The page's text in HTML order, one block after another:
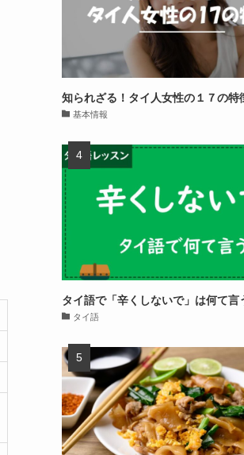
知られざる！タイ人女性の１７の特
基本情報
タイ語で「辛くしないで」は何て言
タイ語